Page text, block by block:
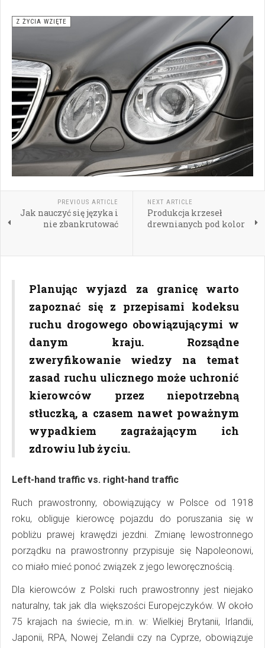
Z ŻYCIA WZIĘTE
PREVIOUS ARTICLE
Jak nauczyć się języka i
nie zbankrutować
NEXT ARTICLE
Produkcja krzeseł
drewnianych pod kolor
Planując wyjazd za granicę warto
zapoznać się z przepisami kodeksu
ruchu drogowego obowiązującymi w
danym kraju. Rozsądne
zweryfikowanie wiedzy na temat
zasad ruchu ulicznego może uchronić
kierowców przez niepotrzebną
stłuczką, a czasem nawet poważnym
wypadkiem zagrażającym ich
zdrowiu lub życiu.
Left-hand traffic vs. right-hand traffic
Ruch prawostronny, obowiązujący w Polsce od 1918
roku, obliguje kierowcę pojazdu do poruszania się w
pobliżu prawej krawędzi jezdni. Zmianę lewostronnego
porządku na prawostronny przypisuje się Napoleonowi,
co miało mieć ponoć związek z jego leworęcznością.
Dla kierowców z Polski ruch prawostronny jest niejako
naturalny, tak jak dla większości Europejczyków. W około
75 krajach na świecie, m.in. w: Wielkiej Brytanii, Irlandii,
Japonii, RPA, Nowej Zelandii czy na Cyprze, obowiązuje